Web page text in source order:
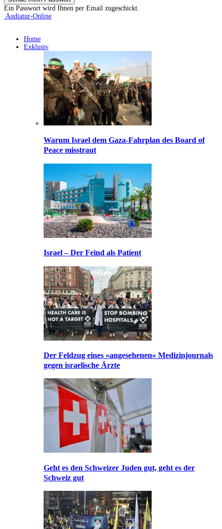
Ein Passwort wird Ihnen per Email zugeschickt.
Audiatur-Online
Home
Exklusiv
Warum Israel dem Gaza-Fahrplan des Board of
Peace misstraut
Israel – Der Feind als Patient
Der Feldzug eines «angesehenen» Medizinjournals
gegen israelische Ärzte
Geht es den Schweizer Juden gut, geht es der
Schweiz gut